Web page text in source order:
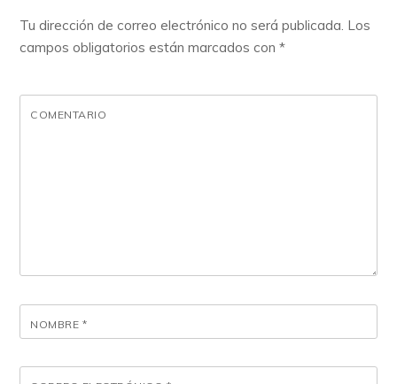
Tu dirección de correo electrónico no será publicada. Los
campos obligatorios están marcados con*
COMENTARIO
NOMBRE *